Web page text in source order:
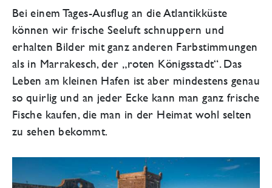
Bei einem Tages-Ausflug an die Atlantikküste
können wir frische Seeluft schnuppern und
erhalten Bilder mit ganz anderen Farbstimmungen
als in Marrakesch, der „roten Königsstadt“. Das
Leben am kleinen Hafen ist aber mindestens genau
so quirlig und an jeder Ecke kann man ganz frische
Fische kaufen, die man in der Heimat wohl selten
zu sehen bekommt.